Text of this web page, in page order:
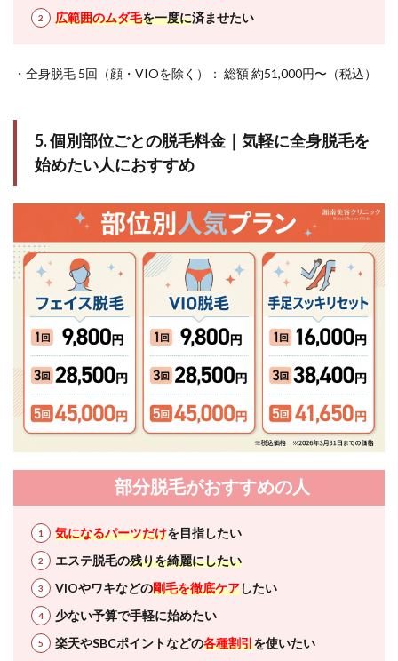
広範囲のムダ毛を一度に済ませたい
・全身脱毛 5回（顔・VIOを除く）： 総額 約51,000円〜（税込）
5. 個別部位ごとの脱毛料金｜気軽に全身脱毛を
始めたい人におすすめ
部分脱毛がおすすめの人
気になるパーツだけを目指したい
エステ脱毛の残りを綺麗にしたい
VIOやワキなどの剛毛を徹底ケアしたい
少ない予算で手軽に始めたい
楽天やSBCポイントなどの各種割引を使いたい